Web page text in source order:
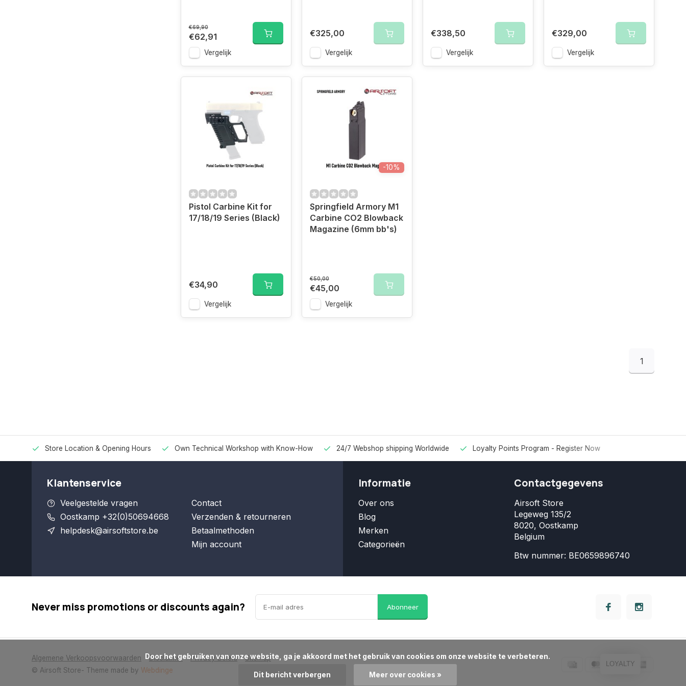
€69,90
€62,91
Vergelijk
€325,00
Vergelijk
€338,50
Vergelijk
€329,00
Vergelijk
Pistol Carbine Kit for
17/18/19 Series (Black)
€34,90
Vergelijk
-10%
Springfield Armory M1
Carbine CO2 Blowback
Magazine (6mm bb's)
€50,00
€45,00
Vergelijk
1
Store Location & Opening Hours Own Technical Workshop with Know-How 24/7 Webshop shipping Worldwide Loyalty Points Program - Register Now
Klantenservice
Veelgestelde vragen
Oostkamp +32(0)50694668
helpdesk@airsoftstore.be
Contact
Verzenden & retourneren
Betaalmethoden
Mijn account
Informatie
Over ons
Blog
Merken
Categorieën
Contactgegevens
Airsoft Store
Legeweg 135/2
8020, Oostkamp
Belgium
Btw nummer: BE0659896740
Never miss promotions or discounts again? Abonneer
Algemene Verkoopsvoorwaarden Disclaimer Privacy Beleid
Sitemap
© Airsoft Store- Theme made by Webdinge
      Door het gebruiken van onze website, ga je akkoord met het gebruik van cookies om onze website te verbeteren.
Dit bericht verbergen Meer over cookies »
LOYALTY